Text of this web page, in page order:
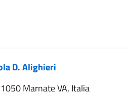
D. Alighieri
Marnate VA, Italia